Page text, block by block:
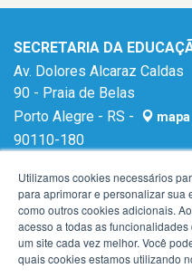
SECRETARIA DA
Av. Dolores Alcaraz Caldas
90 - Praia de Belas
Porto Alegre - RS -
mapa
90110-180
Utilizamos cookies necessários
para aprimorar e personalizar sua
como outros cookies adicionais.
acesso a todas as
um site cada vez melhor. Você
quais cookies estamos utilizando